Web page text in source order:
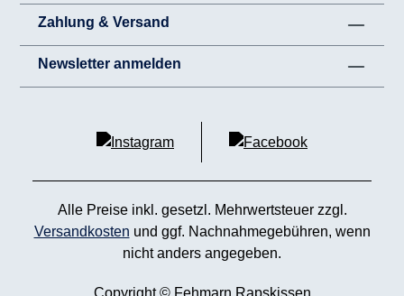
Zahlung & Versand
Newsletter anmelden
Alle Preise inkl. gesetzl. Mehrwertsteuer zzgl.
Versandkosten und ggf. Nachnahmegebühren, wenn
nicht anders angegeben.
Copyright © Fehmarn Rapskissen